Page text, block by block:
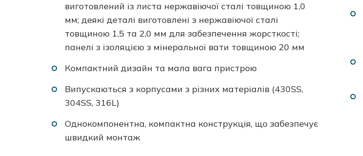
виготовлений із листа нержавіючої сталі товщиною 1,0
мм; деякі деталі виготовлені з нержавіючої сталі
товщиною 1,5 та 2,0 мм для забезпечення жорсткості;
панелі з ізоляцією з мінеральної вати товщиною 20 мм
Компактний дизайн та мала вага пристрою
Випускаються з корпусами з різних матеріалів (430SS,
304SS, 316L)
Однокомпонентна, компактна конструкція, що забезпечує
швидкий монтаж